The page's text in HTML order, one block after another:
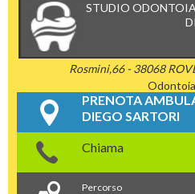
STUDIO
Rosmini,66 - 38068
PRENOTA
DIEGO SARTORI
Chiama
Percorso